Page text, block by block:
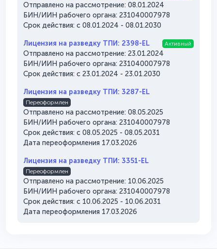
Отправлено на рассмотрение: 08.01.2024
БИН/ИИН рабочего органа: 231040007978
Срок действия: с 08.01.2024 - 08.01.2030
Лицензия на разведку ТПИ: 2398-EL Активный
Отправлено на рассмотрение: 23.01.2024
БИН/ИИН рабочего органа: 231040007978
Срок действия: с 23.01.2024 - 23.01.2030
Лицензия на разведку ТПИ: 3287-EL
Переоформлен
Отправлено на рассмотрение: 08.05.2025
БИН/ИИН рабочего органа: 231040007978
Срок действия: с 08.05.2025 - 08.05.2031
Дата переоформления 17.03.2026
Лицензия на разведку ТПИ: 3351-EL
Переоформлен
Отправлено на рассмотрение: 10.06.2025
БИН/ИИН рабочего органа: 231040007978
Срок действия: с 10.06.2025 - 10.06.2031
Дата переоформления 17.03.2026